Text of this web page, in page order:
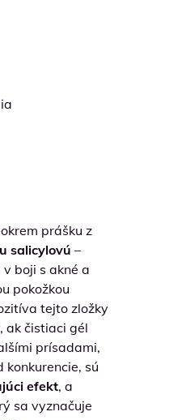
prášku z
salicylovú –
boji s akné a
pokožkou
tejto zložky
ak čistiaci gél
prísadami,
sú
efekt, a
sa vyznačuje